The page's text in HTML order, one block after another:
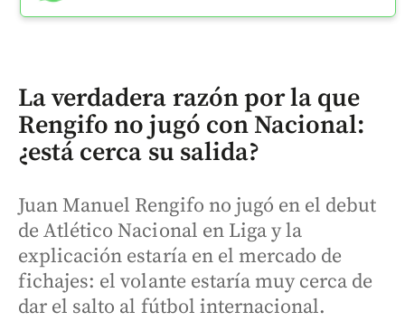
La verdadera razón por la que
Rengifo no jugó con Nacional:
¿está cerca su salida?
Juan Manuel Rengifo no jugó en el debut
de Atlético Nacional en Liga y la
explicación estaría en el mercado de
fichajes: el volante estaría muy cerca de
dar el salto al fútbol internacional.